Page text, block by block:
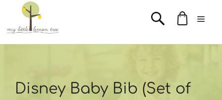
Μετάβαση
περιεχόμενο
Disney Baby Bib (Set of